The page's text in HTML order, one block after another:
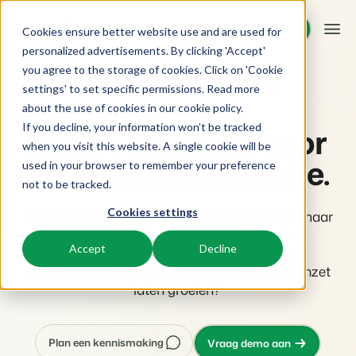
Cookies ensure better website use and are used for
personalized advertisements. By clicking 'Accept'
you agree to the storage of cookies. Click on 'Cookie
settings' to set specific permissions. Read more
about the use of cookies in our cookie policy.
If you decline, your information won’t be tracked
when you visit this website. A single cookie will be
used in your browser to remember your preference
not to be tracked.
Cookies settings
Accept Decline
Demo aanvragen
Demo aanvragen
Platform
BEX PMS
Reserveringssysteem
Beheer alle back office processen.
Adverteer jouw aanbod op een mix van kanalen.
Boost directe boekingen via jouw website.
App Store
Integreer jouw favoriete apps en tools.
Oplossingen
Booking Experts voor:
Villa's, bungalows, chalets en boomhutten.
Hotelkamers, appartementen, B&Bs en pensions.
Resorts
Ski-, spa-, duik- en golfresorts.
Resources
Kennis
BEX Educate | Pro
Blijven leren, blijven leiden in de recreatie.
BEX Educate | NextGen
Kennis en groei voor de recreatie-expert van de toekomst.
Prijzen
Klantverhalen
BEX Overzicht
Laat je bedrijf groeien met BEX PMS
Het #1 platform voor
de recreatiebranche.
Booking Experts helpt recreatieondernemers naar
het volgende niveau met een innovatief
reserveringssysteem. Ben jij klaar voor
geautomatiseerde bedrijfsprocessen die je omzet
laten groeien?
Plan een kennismaking Vraag demo aan